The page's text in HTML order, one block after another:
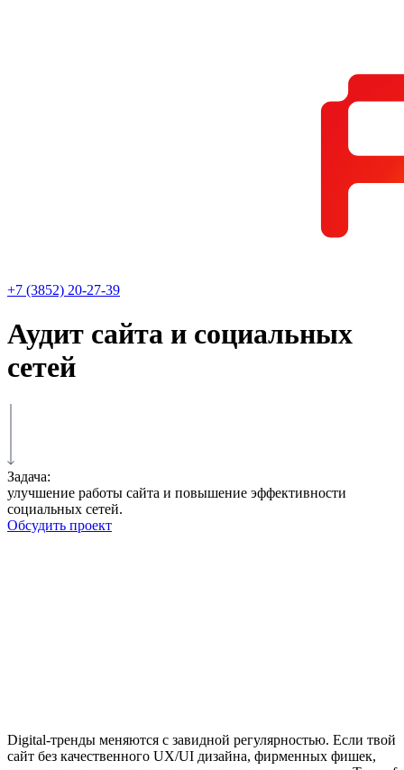
+7 (3852) 20-27-39
Аудит сайта и социальных
сетей
Задача:
улучшение работы сайта и повышение эффективности
социальных сетей.
Обсудить проект
Digital-тренды меняются с завидной регулярностью. Если твой
сайт без качественного UX/UI дизайна, фирменных фишек,